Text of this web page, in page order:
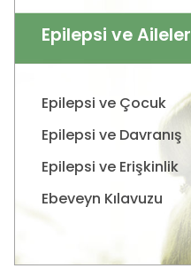
Epilepsi ve Aileler
Epilepsi ve Çocuk
Epilepsi ve Davranış
Epilepsi ve Erişkinlik
Ebeveyn Kılavuzu